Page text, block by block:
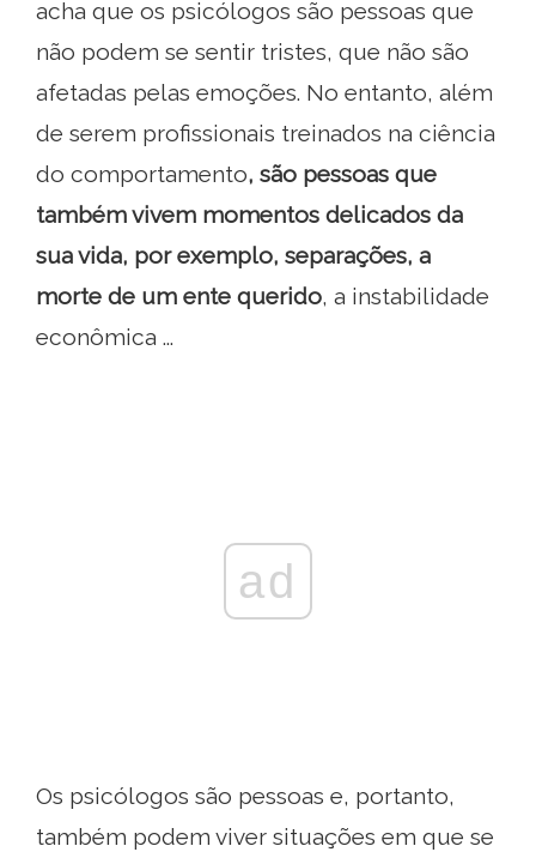
acha que os psicólogos são pessoas que
não podem se sentir tristes, que não são
afetadas pelas emoções. No entanto, além
de serem profissionais treinados na ciência
do comportamento, são pessoas que
também vivem momentos delicados da
sua vida, por exemplo, separações, a
morte de um ente querido, a instabilidade
econômica ...
ad
Os psicólogos são pessoas e, portanto,
também podem viver situações em que se